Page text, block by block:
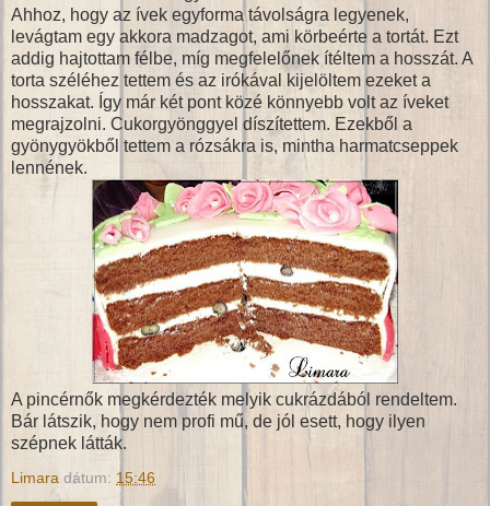
Ahhoz, hogy az ívek egyforma távolságra legyenek,
levágtam egy akkora madzagot, ami körbeérte a tortát. Ezt
addig hajtottam félbe, míg megfelelőnek ítéltem a hosszát. A
torta széléhez tettem és az irókával kijelöltem ezeket a
hosszakat. Így már két pont közé könnyebb volt az íveket
megrajzolni. Cukorgyönggyel díszítettem. Ezekből a
gyönygyökből tettem a rózsákra is, mintha harmatcseppek
lennének.
A pincérnők megkérdezték melyik cukrázdából rendeltem.
Bár látszik, hogy nem profi mű, de jól esett, hogy ilyen
szépnek látták.
Limara dátum: 15:46